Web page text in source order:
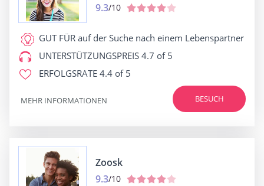
9.3/10
GUT FÜR auf der Suche nach einem Lebenspartner
UNTERSTÜTZUNGSPREIS 4.7 of 5
ERFOLGSRATE 4.4 of 5
BESUCH
MEHR INFORMATIONEN
Zoosk
9.3/10